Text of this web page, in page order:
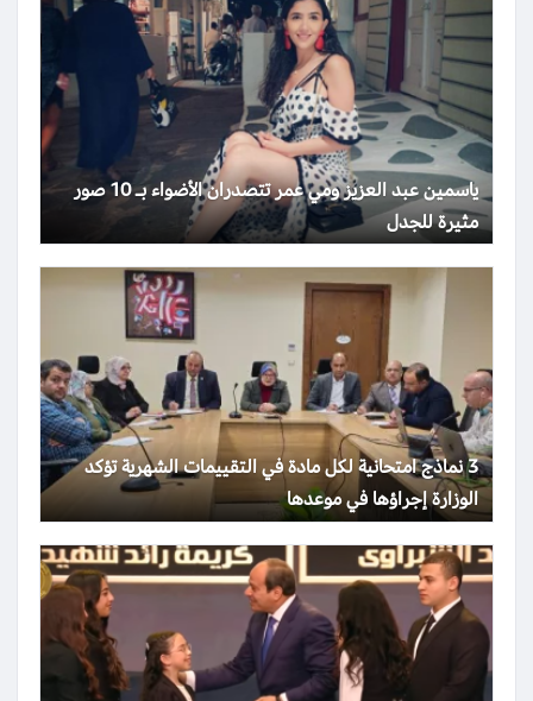
ياسمين عبد العزيز ومي عمر تتصدران الأضواء بـ 10 صور
مثيرة للجدل
3 نماذج امتحانية لكل مادة في التقييمات الشهرية تؤكد
الوزارة إجراؤها في موعدها